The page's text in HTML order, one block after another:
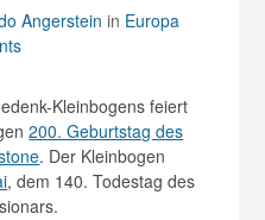
Angerstein in Europa
Kleinbogens feiert
200. Geburtstag des
. Der Kleinbogen
, dem 140. Todestag des